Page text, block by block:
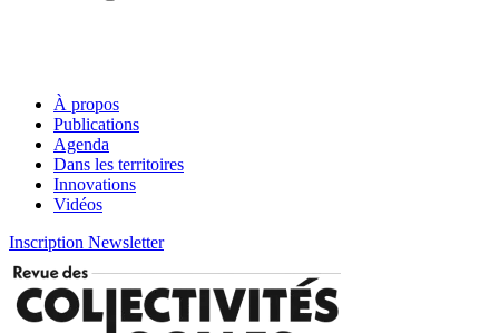
À propos
Publications
Agenda
Dans les territoires
Innovations
Vidéos
Inscription Newsletter